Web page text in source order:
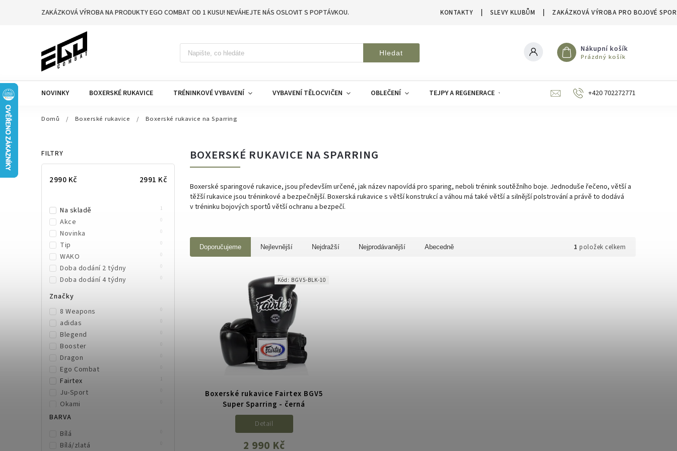
ZAKÁZKOVÁ VÝROBA NA PRODUKTY EGO COMBAT OD 1 KUSU! NEVÁHEJTE NÁS OSLOVIT S POPTÁVKOU. KONTAKTY SLEVY KLUBŮM ZAKÁZKOVÁ VÝROBA PRO BOJOVÉ
Hledat Nákupní košík
Prázdný košík
NOVINKY BOXERSKÉ RUKAVICE TRÉNINKOVÉ VYBAVENÍ VYBAVENÍ TĚLOCVIČEN OBLEČENÍ TEJPY A REGENERACE SLEVY A VÝPRODEJE
+420 702272771
Domů / Boxerské rukavice / Boxerské rukavice na Sparring
FILTRY
2990 Kč 2991 Kč
Na skladě 1
Akce 0
Novinka 0
Tip 0
WAKO 0
Doba dodání 2 týdny 0
Doba dodání 4 týdny 0
Značky
8 Weapons
0
adidas 0
Blegend 0
Booster
Dragon
Ego Combat
Fairtex 1
Ju-Sport
Okami
Phoenix
Top King Boxing
BARVA
Bílá
Bílá/zlatá
BOXERSKÉ RUKAVICE NA SPARRING
Boxerské sparingové rukavice, jsou především určené, jak název napovídá pro sparing, neboli trénink soutěžního boje. Jednoduše řečeno, větší a
těžší rukavice jsou tréninkové a bezpečnější. Boxerská rukavice s větší konstrukcí a váhou má také větší a silnější polstrování a právě to dodává
v tréninku bojových sportů větší ochranu a bezpečí.
Doporučujeme Nejlevnější Nejdražší Nejprodávanější Abecedně 1 položek celkem
Boxerské rukavice Fairtex BGV5
Super Sparring - černá
2 990 Kč
Detail
Kód: BGV5-BLK-10